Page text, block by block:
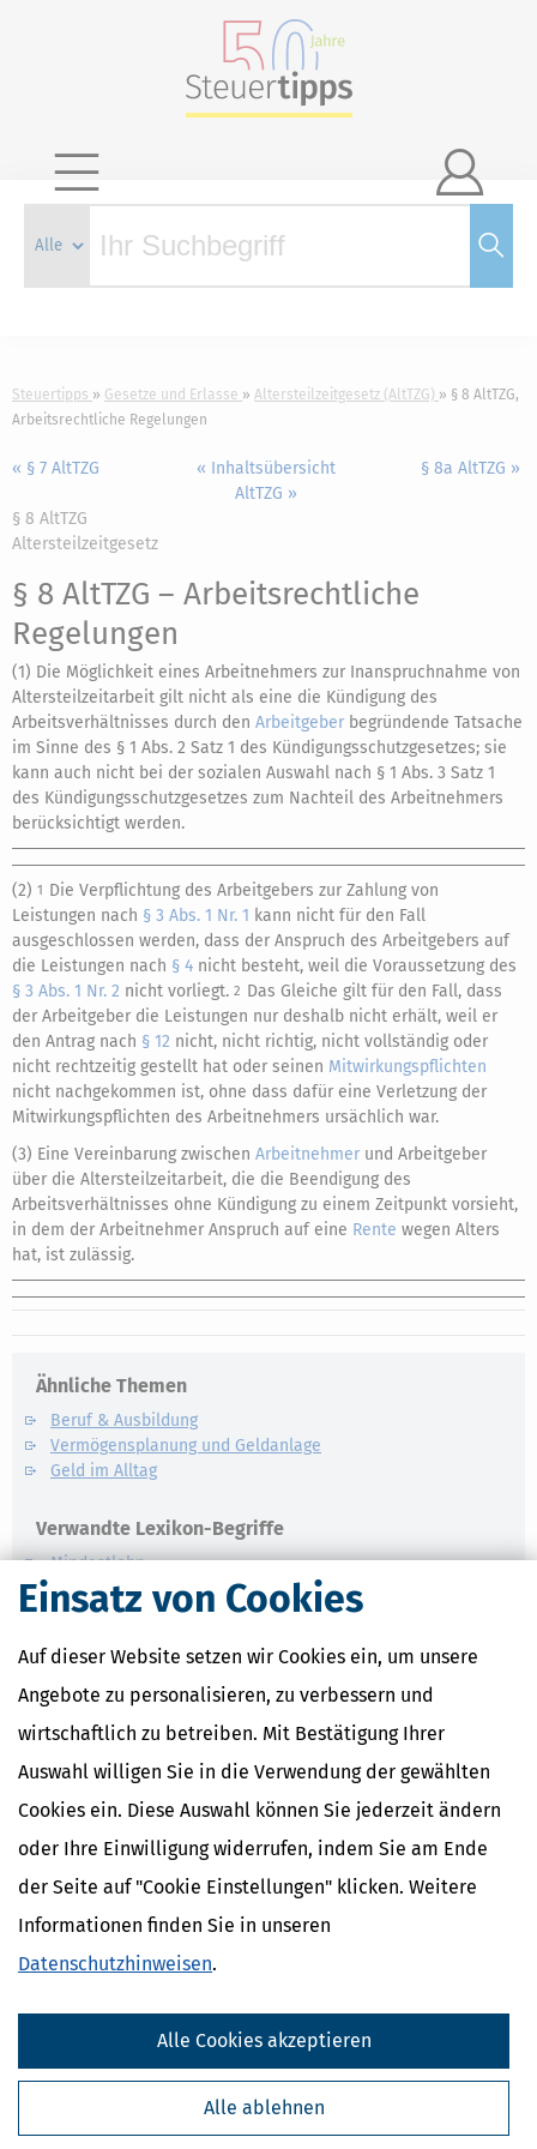
Einsatz von Cookies
Auf dieser Website setzen wir Cookies ein, um unsere
Angebote zu personalisieren, zu verbessern und
wirtschaftlich zu betreiben. Mit Bestätigung Ihrer
Auswahl willigen Sie in die Verwendung der gewählten
Cookies ein. Diese Auswahl können Sie jederzeit ändern
oder Ihre Einwilligung widerrufen, indem Sie am Ende
der Seite auf "Cookie Einstellungen" klicken. Weitere
Informationen finden Sie in unseren
Datenschutzhinweisen.
Alle ablehnen
Alle Cookies akzeptieren

Steuertipps Gesetze und Erlasse Altersteilzeitgesetz (AltTZG)
§ 8 AltTZG,
Arbeitsrechtliche Regelungen
« § 7 AltTZG
« Inhaltsübersicht
AltTZG »
§ 8a AltTZG »
§ 8 AltTZG
Altersteilzeitgesetz
§ 8 AltTZG – Arbeitsrechtliche
Regelungen
(1) Die Möglichkeit eines Arbeitnehmers zur Inanspruchnahme von
Altersteilzeitarbeit gilt nicht als eine die Kündigung des
Arbeitsverhältnisses durch den Arbeitgeber begründende Tatsache
im Sinne des § 1 Abs. 2 Satz 1 des Kündigungsschutzgesetzes; sie
kann auch nicht bei der sozialen Auswahl nach § 1 Abs. 3 Satz 1
des Kündigungsschutzgesetzes zum Nachteil des Arbeitnehmers
berücksichtigt werden.
(2) 1 Die Verpflichtung des Arbeitgebers zur Zahlung von
Leistungen nach § 3 Abs. 1 Nr. 1 kann nicht für den Fall
ausgeschlossen werden, dass der Anspruch des Arbeitgebers auf
die Leistungen nach § 4 nicht besteht, weil die Voraussetzung des
§ 3 Abs. 1 Nr. 2 nicht vorliegt. 2 Das Gleiche gilt für den Fall, dass
der Arbeitgeber die Leistungen nur deshalb nicht erhält, weil er
den Antrag nach § 12 nicht, nicht richtig, nicht vollständig oder
nicht rechtzeitig gestellt hat oder seinen Mitwirkungspflichten
nicht nachgekommen ist, ohne dass dafür eine Verletzung der
Mitwirkungspflichten des Arbeitnehmers ursächlich war.
(3) Eine Vereinbarung zwischen Arbeitnehmer und Arbeitgeber
über die Altersteilzeitarbeit, die die Beendigung des
Arbeitsverhältnisses ohne Kündigung zu einem Zeitpunkt vorsieht,
in dem der Arbeitnehmer Anspruch auf eine Rente wegen Alters
hat, ist zulässig.
Ähnliche Themen
Beruf & Ausbildung
Vermögensplanung und Geldanlage
Geld im Alltag
Verwandte Lexikon-Begriffe
Mindestlohn
Abfindung
Abschlagszahlung
Apothekerzuschüsse
Absenden